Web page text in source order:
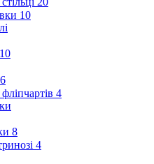
10
10
6
4
8
4